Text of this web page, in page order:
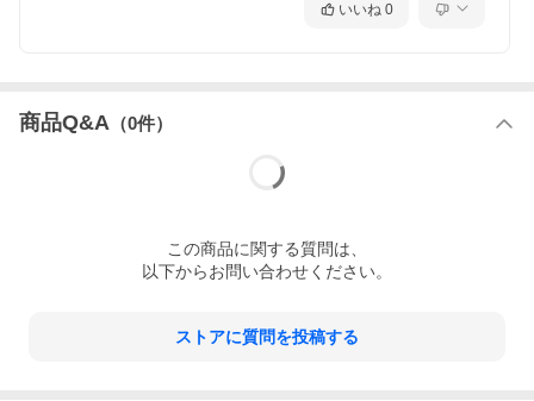
いいね 0
商品Q&A （0件）
この商品に関する質問は、
以下からお問い合わせください。
ストアに質問を投稿する